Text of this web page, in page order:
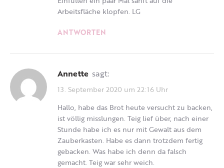
Arbeitsfläche klopfen. LG
ANTWORTEN
Annette sagt:
13. September 2020 um 22:16 Uhr
Hallo, habe das Brot heute versucht zu backen,
ist völlig misslungen. Teig lief über, nach einer
Stunde habe ich es nur mit Gewalt aus dem
Zauberkasten. Habe es dann trotzdem fertig
gebacken. Was habe ich denn da falsch
gemacht. Teig war sehr weich.